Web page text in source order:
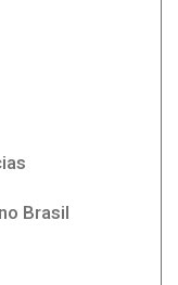
Brasil